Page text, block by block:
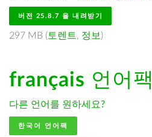
버전 25.8.7 을 내려받기
297 MB ( 토렌트, 정보 )
français 언어
다른 언어를 원하세요?
한국어 언어팩